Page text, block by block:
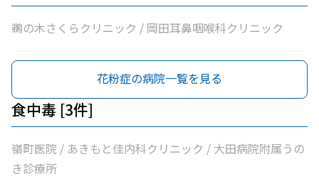
鵜の木さくらクリニック / 岡田耳鼻咽喉科クリニック
花粉症の病院一覧を見る
食中毒 [3件]
嶺町医院 / あきもと佳内科クリニック / 大田病院附属うの
き診療所